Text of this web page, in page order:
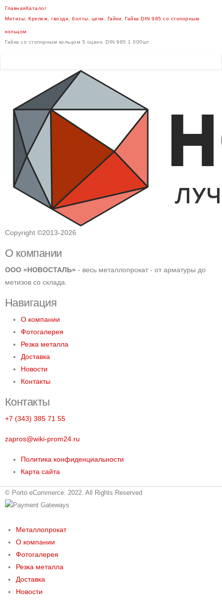
ГлавнаяКаталог
Метизы ,Крепеж, гвозди, болты, цепи Гайки ,Гайка DIN 985 со стопорным
кольцом
Гайка со стопорным кольцом 5 оцинк. DIN 985 1 000шт
Copyright ©2013-2026
О компании
ООО «НОВОСТАЛЬ» - весь металлопрокат - от арматуры до
метизов со склада.
Навигация
О компании
Фотогалерея
Резка металла
Доставка
Новости
Контакты
Контакты
+7 (343) 385 71 55
zapros@wiki-prom24.ru
Политика конфиденциальности
Карта сайта
© Porto eCommerce. 2022. All Rights Reserved
Металлопрокат
О компании
Фотогалерея
Резка металла
Доставка
Новости